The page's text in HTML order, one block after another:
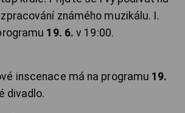
známého muzikálu. I.
19. 6. v 19:00.
inscenace má na programu 19.
divadlo.